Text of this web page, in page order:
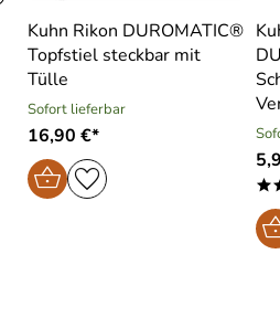
Kuhn Rikon DUROMATIC®
Topfstiel steckbar mit
Tülle
Sofort lieferbar
16,90 €*